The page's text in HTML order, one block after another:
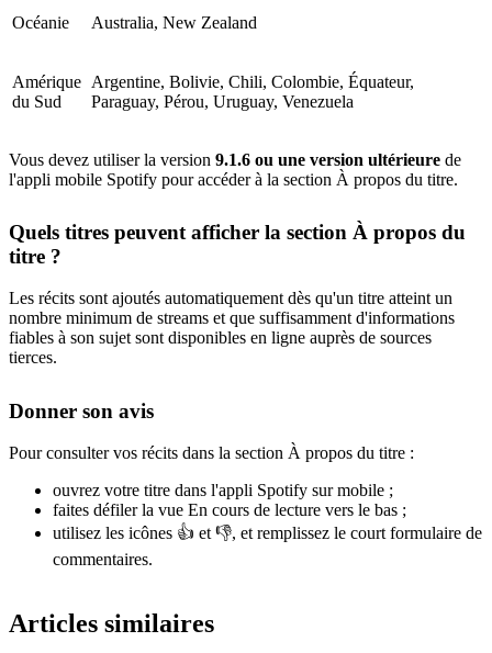
Océanie Australia, New Zealand
Amérique
du Sud
Argentine, Bolivie, Chili, Colombie, Équateur,
Paraguay, Pérou, Uruguay, Venezuela
Vous devez utiliser la version 9.1.6 ou une version ultérieure de
l'appli mobile Spotify pour accéder à la section À propos du titre.
Quels titres peuvent afficher la section À propos du
titre ?
Les récits sont ajoutés automatiquement dès qu'un titre atteint un
nombre minimum de streams et que suffisamment d'informations
fiables à son sujet sont disponibles en ligne auprès de sources
tierces.
Donner son avis
Pour consulter vos récits dans la section À propos du titre :
ouvrez votre titre dans l'appli Spotify sur mobile ;
faites défiler la vue En cours de lecture vers le bas ;
utilisez les icônes 👍 et 👎, et remplissez le court formulaire de
commentaires.
Articles similaires